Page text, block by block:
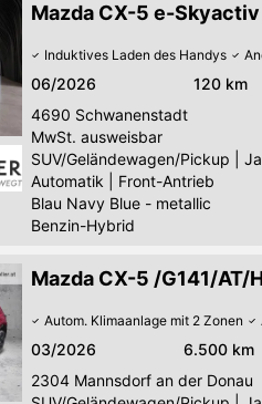
Mazda CX-5 e-Skyactiv
Induktives Laden des Handys
06/2026 120 km
4690 Schwanenstadt
MwSt. ausweisbar
SUV/Geländewagen/Pickup
Automatik
Front-Antrieb
Blau Navy Blue - metallic
Benzin-Hybrid
Mazda CX-5 /G141/AT/
Autom. Klimaanlage mit 2 Zonen
03/2026 6.500 km
2304 Mannsdorf an der Donau